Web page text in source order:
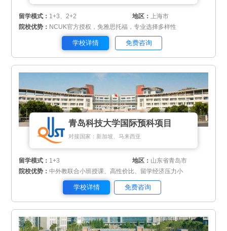
留学模式： 1+3、2+2 地区：
上海市
院校优势： NCUK官方授权，免雅思托福，专业选择多样性
学校详情 免费咨询
青岛科技大学国际预科项目
对接国家：新加坡、马来西亚
留学模式： 1+3 地区： 山东省青岛市
院校优势：中外教联合小班授课、高性价比、留学经济压力小
学校详情 免费咨询